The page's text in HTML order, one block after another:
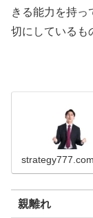
きる能力を持っ
切にしているも
strategy777.com
親離れ